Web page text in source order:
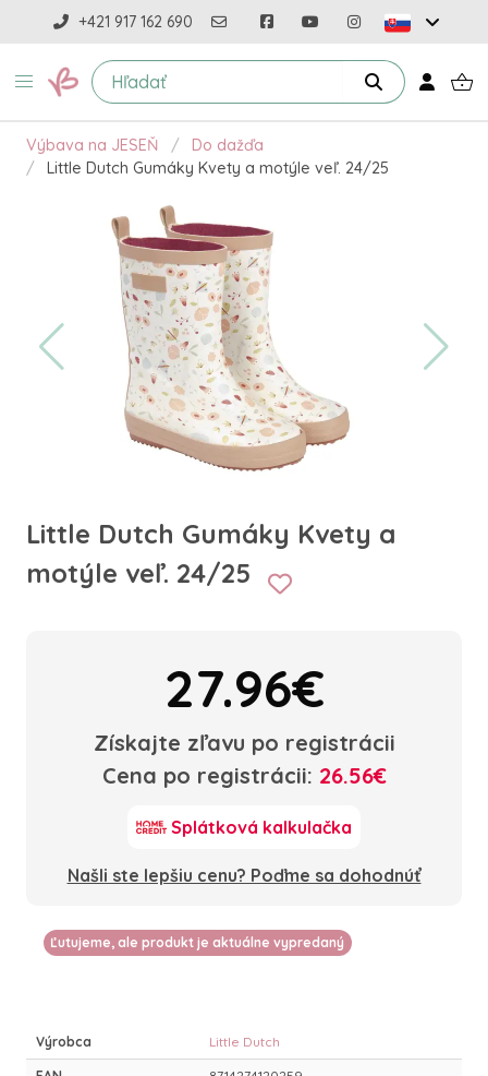
+421 917 162 690
Výbava na JESEŇ
Do dažďa
Little Dutch Gumáky Kvety a motýle veľ. 24/25
Little Dutch Gumáky Kvety a
motýle veľ. 24/25
27.96€
Získajte zľavu po registrácii
Cena po registrácii: 26.56€
Splátková kalkulačka
Našli ste lepšiu cenu? Poďme sa dohodnúť
Ľutujeme, ale produkt je aktuálne vypredaný
Výrobca Little Dutch